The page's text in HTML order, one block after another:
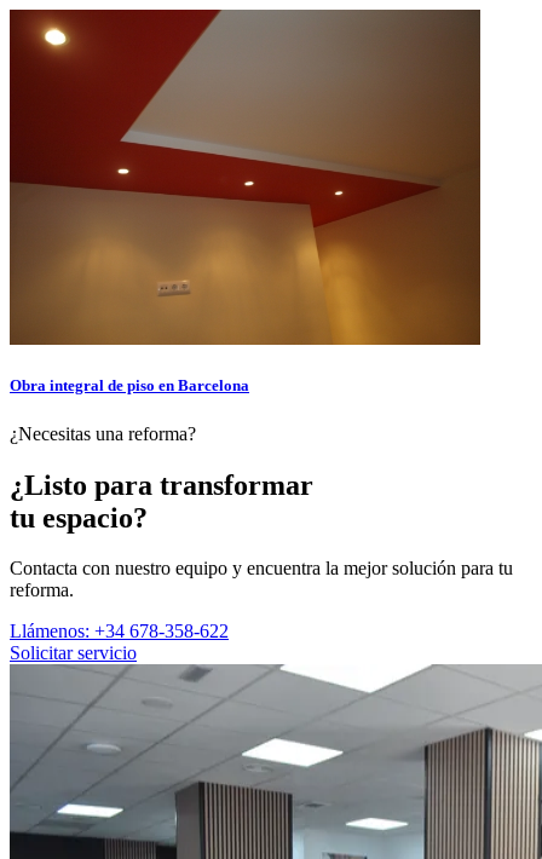
Obra integral de piso en Barcelona
¿Necesitas una reforma?
¿Listo para transformar
tu espacio?
Contacta con nuestro equipo y encuentra la mejor solución para tu
reforma.
Llámenos: +34 678-358-622
Solicitar servicio